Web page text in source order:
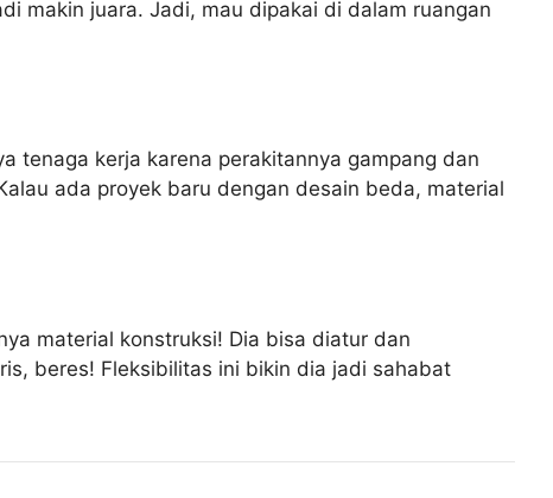
makin juara. Jadi, mau dipakai di dalam ruangan
tenaga kerja karena perakitannya gampang dan
ada proyek baru dengan desain beda, material
material konstruksi! Dia bisa diatur dan
beres! Fleksibilitas ini bikin dia jadi sahabat